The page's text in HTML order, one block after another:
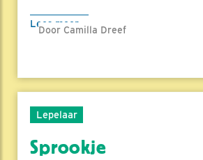
Lees meer
Door Camilla Dreef
Lepelaar
Sprookje